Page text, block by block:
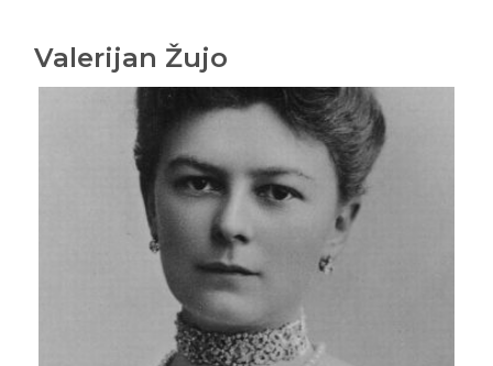
Valerijan Žujo